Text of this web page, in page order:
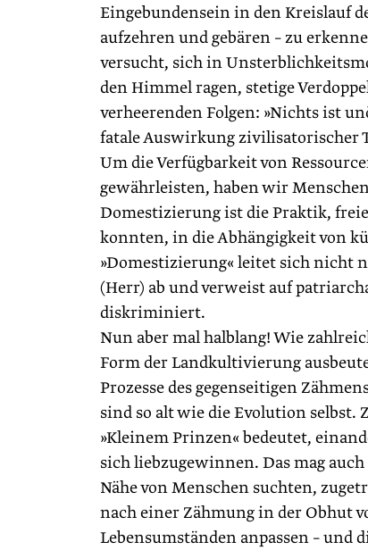
Eingebundensein in den Kreislauf
aufzehren und gebären – zu
versucht, sich in
den Himmel ragen, stetige
verheerenden Folgen: »Nichts ist
fatale Auswirkung zivilisatorischer
Um die Verfügbarkeit von
gewährleisten, haben wir
Domestizierung ist die Praktik,
konnten, in die Abhängigkeit von
»Domestizierung« leitet sich nicht
(Herr) ab und verweist auf
diskriminiert.
Nun aber mal halblang! Wie
Form der Landkultivierung
Prozesse des gegenseitigen
sind so alt wie die Evolution selbst.
»Kleinem Prinzen« bedeutet,
sich liebzugewinnen. Das mag
Nähe von Menschen suchten,
nach einer Zähmung in der Obhut
Lebensumständen anpassen – und